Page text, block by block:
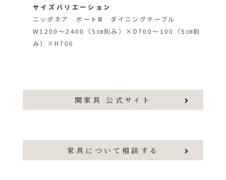
サイズバリエーション
ニッポネア ボートⅢ ダイニングテーブル
W1200～2400（5㎝刻み）×D700～100（5㎝刻
み）×H706
関家具 公式サイト
家具について相談する